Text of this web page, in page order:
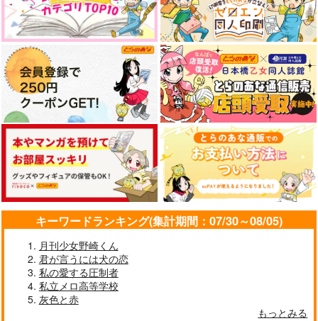
キーワードランキング(集計期間：07/30～08/05)
月刊少女野崎くん
君が言うには犬の恋
私の愛する圧制者
私立メロ高等学校
灰色と赤
もっとみる